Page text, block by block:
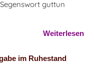
guttun
Weiterlesen
im Ruhestand